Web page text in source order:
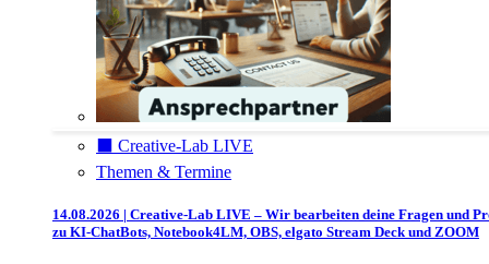
⬛️ Creative-Lab LIVE
Themen & Termine
14.08.2026 | Creative-Lab LIVE – Wir bearbeiten deine Fragen und
zu KI-ChatBots, Notebook4LM, OBS, elgato Stream Deck und ZOOM